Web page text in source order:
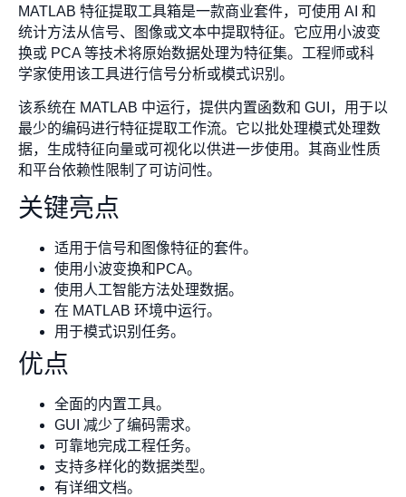
MATLAB 特征提取工具箱是一款商业套件，可使用 AI 和
统计方法从信号、图像或文本中提取特征。它应用小波变
换或 PCA 等技术将原始数据处理为特征集。工程师或科
学家使用该工具进行信号分析或模式识别。
该系统在 MATLAB 中运行，提供内置函数和 GUI，用于以
最少的编码进行特征提取工作流。它以批处理模式处理数
据，生成特征向量或可视化以供进一步使用。其商业性质
和平台依赖性限制了可访问性。
关键亮点
适用于信号和图像特征的套件。
使用小波变换和PCA。
使用人工智能方法处理数据。
在 MATLAB 环境中运行。
用于模式识别任务。
优点
全面的内置工具。
GUI 减少了编码需求。
可靠地完成工程任务。
支持多样化的数据类型。
有详细文档。